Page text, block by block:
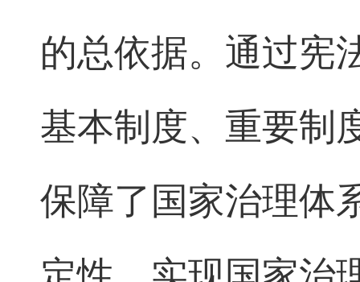
的总依据。通过宪
基本制度、重要制
保障了国家治理体